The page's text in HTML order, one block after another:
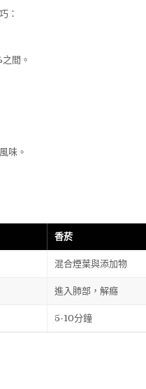
：
間。
味。
香菸
混合煙葉與添加物
進入肺部，解癮
5-10分鐘